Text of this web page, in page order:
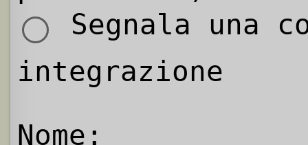
Segnala una
integrazione
Nome: